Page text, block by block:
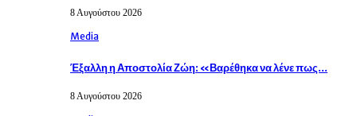
8 Αυγούστου 2026
Media
Έξαλλη η Αποστολία Ζώη: «Βαρέθηκα να λένε πως…
8 Αυγούστου 2026